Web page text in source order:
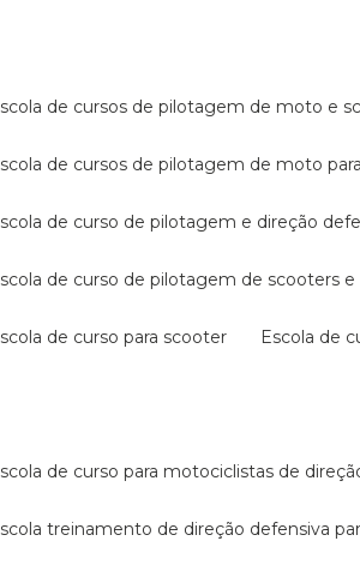
escola de cursos de pilotagem de moto e
escola de cursos de pilotagem de moto
escola de curso de pilotagem e direção
escola de curso de pilotagem de scooters
escola de curso para scooter escola de
escola de curso para motociclistas de
escola treinamento de direção defensiva